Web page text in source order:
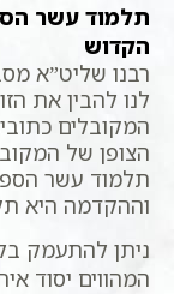
תלמוד עשר
הקדוש
רבנו שליט”א
לנו להבין את
המקובלים
הצופן של
תלמוד עשר
וההקדמה היא
ניתן להתעמק
המהווים יסוד